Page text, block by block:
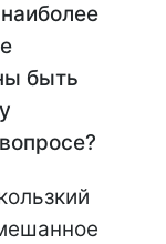
быть